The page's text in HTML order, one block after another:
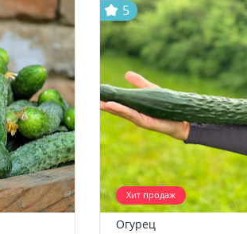
Хит продаж
5
Огурец